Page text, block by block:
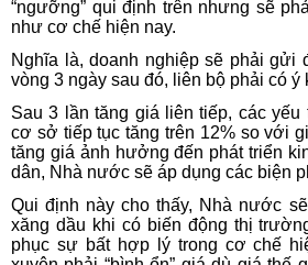
“ngưỡng” qui định trên nhưng sẽ
như cơ chế hiện nay.
Nghĩa là, doanh nghiệp sẽ phải gửi
vòng 3 ngày sau đó, liên bộ phải có
Sau 3 lần tăng giá liên tiếp, các
cơ sở tiếp tục tăng trên 12% so với
tăng giá ảnh hưởng đến phát triển
dân, Nhà nước sẽ áp dụng các biện
Qui định này cho thấy, Nhà nước
xăng dầu khi có biến động thị
phục sự bất hợp lý trong cơ chế